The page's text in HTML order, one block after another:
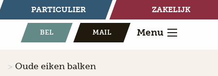
PARTICULIER ZAKELIJK
BEL MAIL Menu
Oude eiken balken